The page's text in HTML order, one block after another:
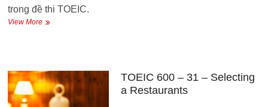
trong đề thi TOEIC.
View MoreTOEIC
Eating
out
TOEIC 600 – 31 – Selecting
a Restaurants